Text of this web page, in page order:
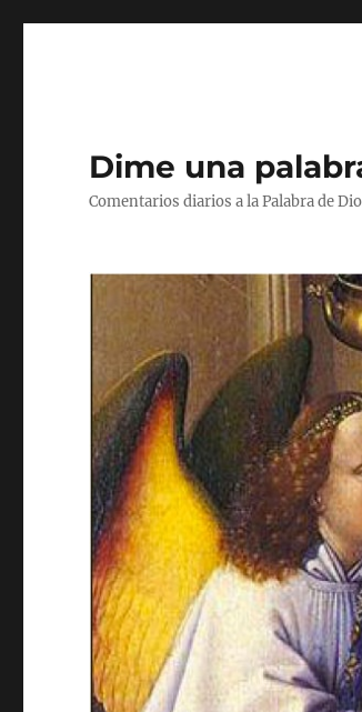
Dime una
Comentarios diarios a la Palabra de